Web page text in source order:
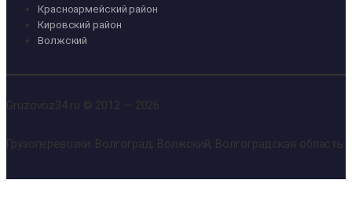
Красноармейский район
Кировский район
Волжский
Gruzovoz34.ru © 2012 — 2026
Грузоперевозки: Волгоград, Волжский, Волгоградская область